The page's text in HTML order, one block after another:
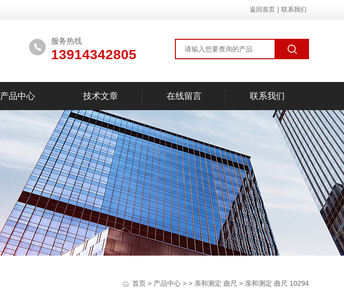
返回首页 联系我们
服务热线
13914342805
产品中心 技术文章 在线留言 联系我们
首页 > 产品中心 > > 亲和测定 曲尺 > 亲和测定 曲尺 10294